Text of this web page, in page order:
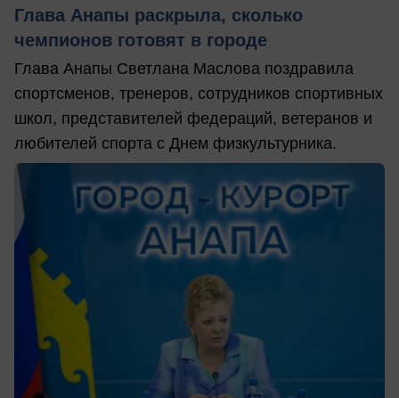
Глава Анапы раскрыла, сколько
чемпионов готовят в городе
Глава Анапы Светлана Маслова поздравила
спортсменов, тренеров, сотрудников спортивных
школ, представителей федераций, ветеранов и
любителей спорта с Днем физкультурника.